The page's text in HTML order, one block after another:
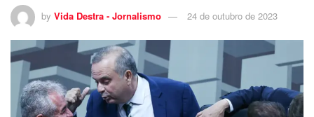
by Vida Destra - Jornalismo 24 de outubro de 2023